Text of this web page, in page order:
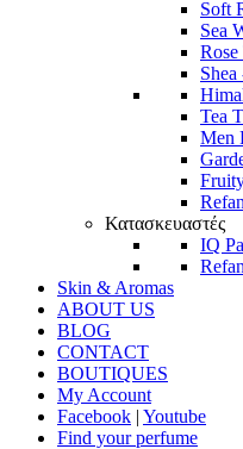
Soft
Sea
Rose
Tea
Men
Κατασκευαστές
IQ
Refan
Skin & Aromas
ABOUT US
BLOG
CONTACT
BOUTIQUES
My Account
Facebook | Youtube
Find your perfume